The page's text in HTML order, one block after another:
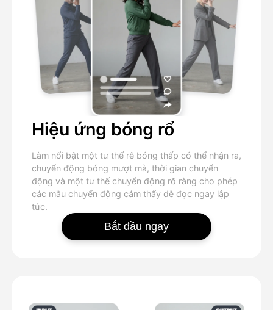
Hiệu ứng bóng rổ
Làm nổi bật một tư thế rê bóng thấp có thể nhận ra,
chuyển động bóng mượt mà, thời gian chuyển
động và một tư thế chuyển động rõ ràng cho phép
các mẫu chuyển động cảm thấy dễ đọc ngay lập
tức.
Bắt đầu ngay